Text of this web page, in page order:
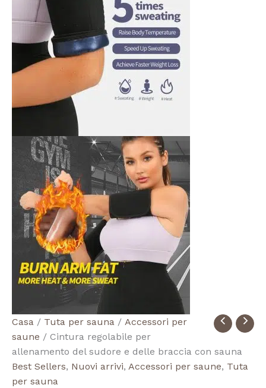
Casa / Tuta per sauna / Accessori per
saune / Cintura regolabile per
allenamento del sudore e delle braccia con sauna
Best Sellers, Nuovi arrivi, Accessori per saune, Tuta
per sauna
Quantità
Sauna
Adjustable
Sweat
Steam